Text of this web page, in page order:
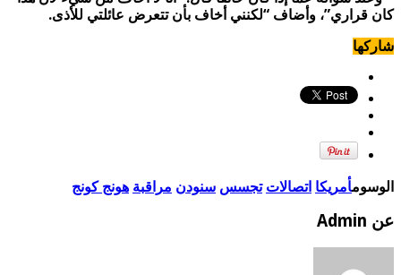
كان قراري”، وأضاف “لكنني أخاف بأن تتعرض عائلتي للأذى.
شاركها
الوسومأمريكا اتصالات تجسس سنودن مراقبة هونج كونج
عن Admin